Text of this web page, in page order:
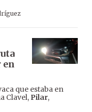
en
que estaba en
Clavel, Pilar,